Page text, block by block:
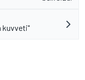
kuvveti"